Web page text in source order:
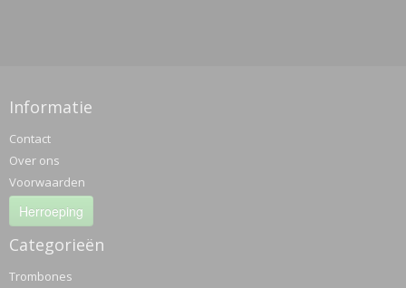
Informatie
Contact
Over ons
Voorwaarden
Herroeping
Categorieën
Trombones